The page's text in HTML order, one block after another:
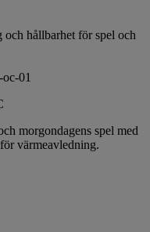
hållbarhet för spel och
morgondagens spel med
värmeavledning.